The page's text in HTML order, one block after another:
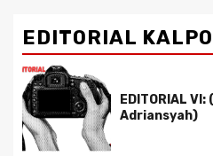
EDITORIAL
EDITORIAL
Adriansyah)